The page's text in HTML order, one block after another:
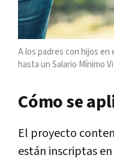
A los padres con hijos
hasta un Salario Mínimo
Cómo se
El proyecto
están inscriptas